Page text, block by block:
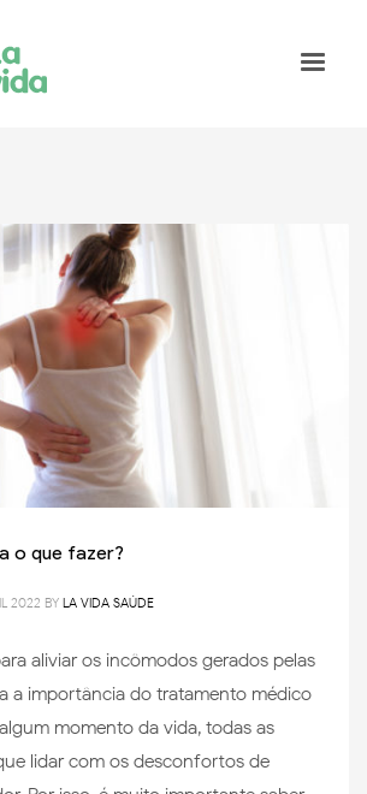
o que fazer?
2022 BY LA VIDA SAÚDE
aliviar os incômodos gerados pelas
a importância do tratamento médico
momento da vida, todas as
lidar com os desconfortos de